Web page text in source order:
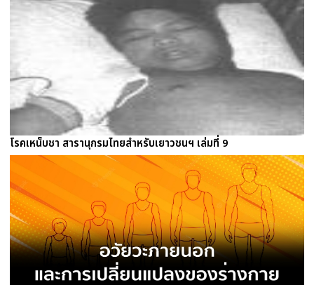
โรคเหน็บชา สารานุกรมไทยสำหรับเยาวชนฯ เล่มที่ 9